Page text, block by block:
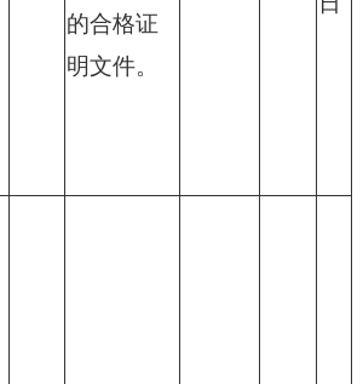
的合格证
明文件。